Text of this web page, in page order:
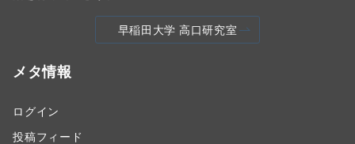
早稲田大学 高口研究室
メタ情報
ログイン
投稿フィード